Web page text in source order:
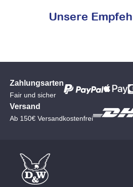
Unsere
Zahlungsarten
Fair und sicher
Versand
Ab 150€ Versandkostenfrei